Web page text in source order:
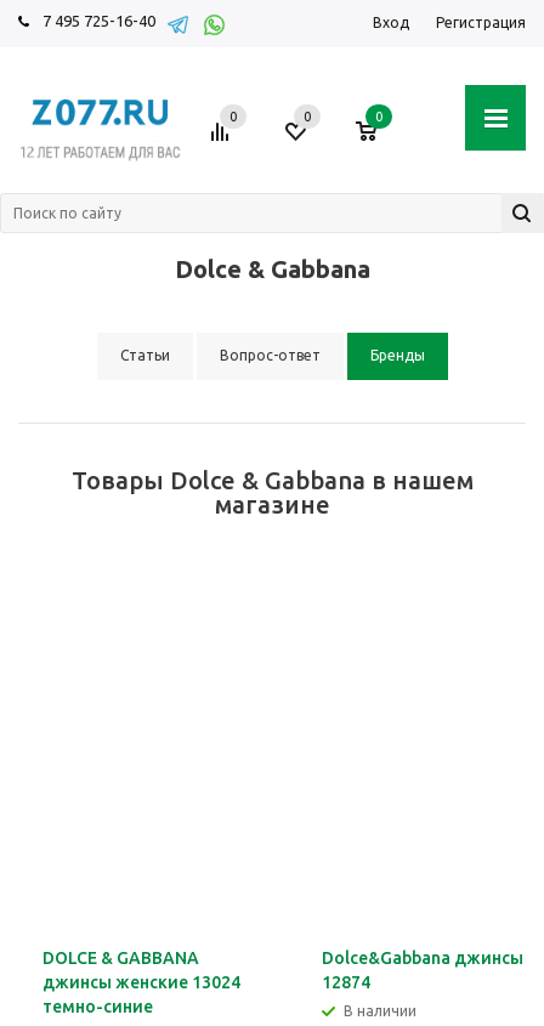
7 495 725-16-40 Вход Регистрация
0 0 0
Dolce & Gabbana
Статьи Вопрос-ответ Бренды
Товары Dolce & Gabbana в нашем
магазине
DOLCE & GABBANA
джинсы женские 13024
темно-синие
Dolce&Gabbana джинсы
12874
В наличии